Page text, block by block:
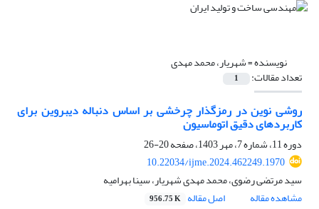
نویسنده =شهریار، محمد مهدی
تعداد مقالات: 1
روشی نوین در رمزگذار چرخشی بر اساس دنباله دیبروین برای
کاربردهای دقیق اتوماسیون
دوره 11، شماره 7، مهر 1403، صفحه
20-26
10.22034/ijme.2024.462249.1970
سید مرتضی رضوی، محمد مهدی شهریار، سینا بهرامیه
مشاهده مقاله
اصل مقاله 956.75 K